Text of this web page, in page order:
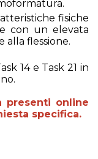
fisiche
e con un elevata
alla flessione.
14 e Task 21 in
presenti online
specifica.